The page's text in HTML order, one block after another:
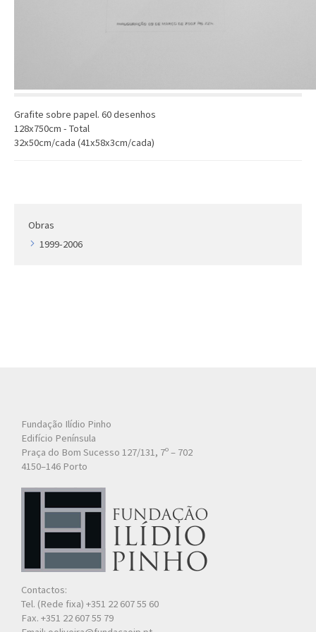
Últimas aquisições
Grafite sobre papel. 60 desenhos
128x750cm - Total
32x50cm/cada (41x58x3cm/cada)
Obras
1999-2006
Fundação Ilídio Pinho
Edifício Península
Praça do Bom Sucesso 127/131, 7º – 702
4150–146 Porto
Contactos:
Tel. (Rede fixa) +351 22 607 55 60
Fax. +351 22 607 55 79